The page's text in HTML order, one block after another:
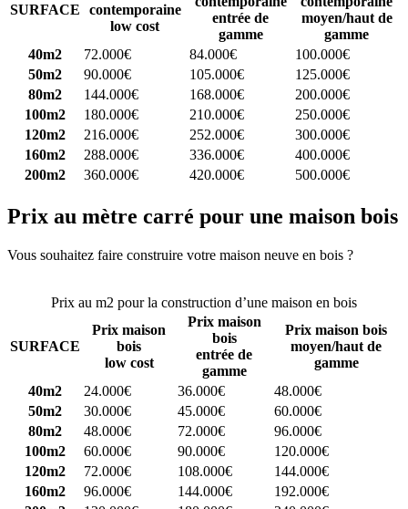
SURFACE
contemporaine
low cost
entrée de
gamme
moyen/haut de
gamme
40m2
72.000€ 84.000€
100.000€
50m2
90.000€ 105.000€
125.000€
80m2
144.000€ 168.000€
200.000€
100m2
180.000€ 210.000€
250.000€
120m2
216.000€ 252.000€
300.000€
160m2
288.000€ 336.000€
400.000€
200m2
360.000€ 420.000€ 500.000€
Prix au mètre carré pour une maison bois
Vous souhaitez faire construire votre maison neuve en bois ?
Prix au m2 pour la construction d’une maison en bois
SURFACE
Prix maison
bois
low cost
Prix maison
bois
entrée de
gamme
Prix maison bois
moyen/haut de
gamme
40m2
24.000€ 36.000€
48.000€
50m2
30.000€ 45.000€
60.000€
80m2
48.000€ 72.000€
96.000€
100m2
60.000€ 90.000€
120.000€
120m2
72.000€ 108.000€
144.000€
160m2
96.000€ 144.000€
192.000€